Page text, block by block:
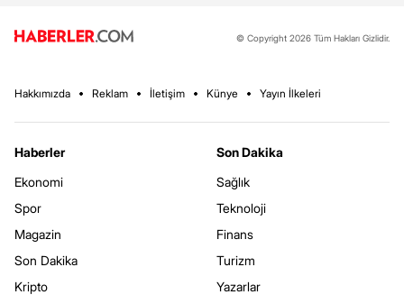
© Copyright 2026 Tüm Hakları Gizlidir.
Hakkımızda Reklam İletişim Künye Yayın İlkeleri
Haberler
Ekonomi
Spor
Magazin
Son Dakika
Kripto
Son Dakika
Sağlık
Teknoloji
Finans
Turizm
Yazarlar